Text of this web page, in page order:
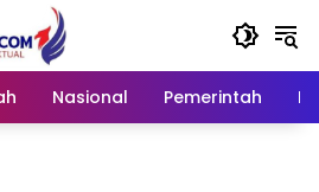
Nasional Pemerintah